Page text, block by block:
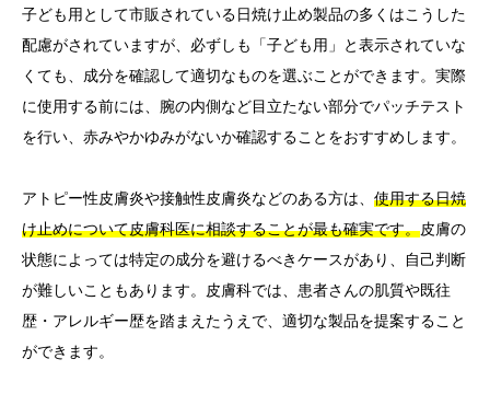
子ども用として市販されている日焼け止め製品の多くはこうした
配慮がされていますが、必ずしも「子ども用」と表示されていな
くても、成分を確認して適切なものを選ぶことができます。実際
に使用する前には、腕の内側など目立たない部分でパッチテスト
を行い、赤みやかゆみがないか確認することをおすすめします。
アトピー性皮膚炎や接触性皮膚炎などのある方は、 使用する日焼
け止めについて皮膚科医に相談することが最も確実です。皮膚の
状態によっては特定の成分を避けるべきケースがあり、自己判断
が難しいこともあります。皮膚科では、患者さんの肌質や既往
歴・アレルギー歴を踏まえたうえで、適切な製品を提案すること
ができます。